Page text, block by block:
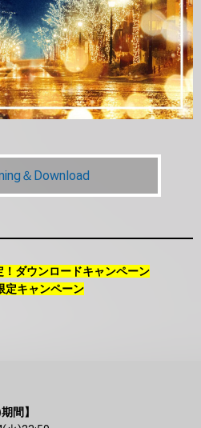
＆Download
！ダウンロードキャンペーン
定キャンペーン
間】